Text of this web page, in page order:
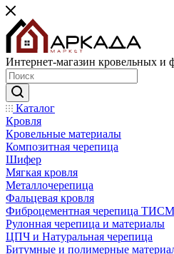
Интернет-магазин кровельных и
Каталог
Кровля
Кровельные материалы
Композитная черепица
Шифер
Мягкая кровля
Металлочерепица
Фальцевая кровля
Фиброцементная черепица
Рулонная черепица и материалы
ЦПЧ и Натуральная черепица
Битумные и полимерные